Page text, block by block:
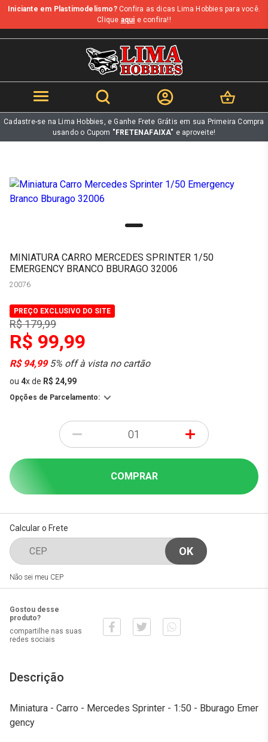
b
Iniciante em Plastimodelismo?Confira as dicas Lima Hobbies para você.
Clique aqui e confira!!
Cadastre-se na Lima Hobbies, e Ganhe Frete Grátis em sua Primeira Compra
usando o Cupom "FRETENAFAIXA" e aproveite!
MINIATURA CARRO MERCEDES SPRINTER 1/50
EMERGENCY BRANCO BBURAGO 32006
20076
PREÇO EXCLUSIVO DO SITE
R$ 179,99
R$ 99,99
R$ 94,995% off à vista no cartão
ou 4xde R$ 24,99
Opções de Parcelamento:
- +
COMPRAR
Calcular o Frete
Não sei meu CEP
Gostou desse
produto?
compartilhe nas suas
redes sociais
Descrição
Miniatura - Carro - Mercedes Sprinter - 1:50 - Bburago Emer
gency